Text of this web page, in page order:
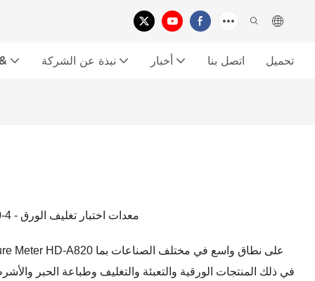
معرض الفيديو & نبذة عن الشركة أخبار اتصل بنا تحميل
جهاز اختبار الرطوبة السريع للهالوجين HD-A820-4 - معدات اختبار تغليف الورق
في ذلك المنتجات الورقية والتعبئة والتغليف وطباعة الحبر